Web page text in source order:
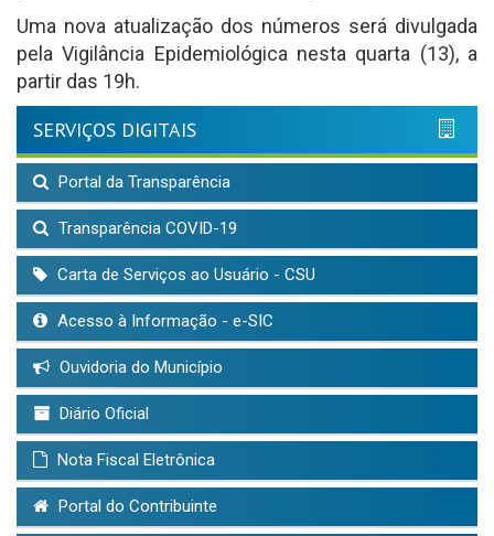
Uma nova atualização dos números será divulgada
pela Vigilância Epidemiológica nesta quarta (13), a
partir das 19h.
SERVIÇOS DIGITAIS
Portal da Transparência
Transparência COVID-19
Carta de Serviços ao Usuário - CSU
Acesso à Informação - e-SIC
Ouvidoria do Município
Diário Oficial
Nota Fiscal Eletrônica
Portal do Contribuinte